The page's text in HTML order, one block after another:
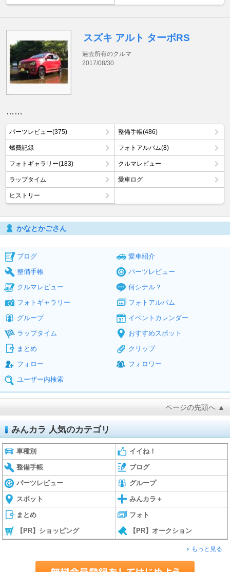
スズキ アルト ターボRS
過去所有のクルマ
2017/08/30
……
パーツレビュー(375) 整備手帳(486)
燃費記録 フォトアルバム(8)
フォトギャラリー(183) クルマレビュー
ラップタイム 愛車ログ
ヒストリー
かなとかごさん
ブログ
愛車紹介
整備手帳
パーツレビュー
クルマレビュー
何シテル？
フォトギャラリー
フォトアルバム
グループ
イベントカレンダー
ラップタイム
おすすめスポット
まとめ
クリップ
フォロー
フォロワー
ユーザー内検索
ページの先頭へ ▲
みんカラ 人気のカテゴリ
車種別 イイね！
整備手帳 ブログ
パーツレビュー グループ
スポット みんカラ＋
まとめ フォト
【PR】ショッピング 【PR】オークション
もっと見る